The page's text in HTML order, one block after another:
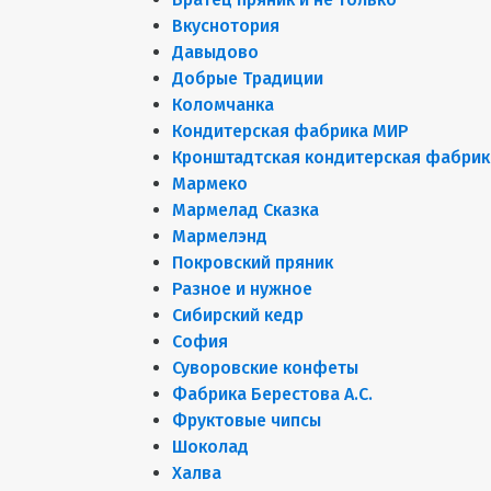
Вкуснотория
Давыдово
Добрые Традиции
Коломчанка
Кондитерская фабрика МИР
Кронштадтская кондитерская
Мармеко
Мармелад Сказка
Мармелэнд
Покровский пряник
Разное и нужное
Сибирский кедр
София
Суворовские конфеты
Фабрика Берестова А.С.
Фруктовые чипсы
Шоколад
Халва